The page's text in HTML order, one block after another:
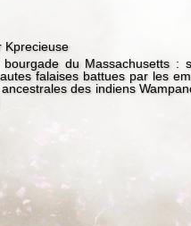
Kprecieuse
du Massachusetts :
falaises battues par les
des indiens